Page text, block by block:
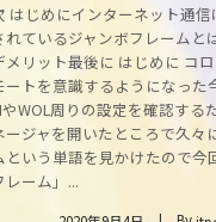
はじめにインターネット通
れているジャンボフレームと
メリット最後に はじめに コ
ートを意識するようになった
やWOL周りの設定を確認する
ージャを開いたところで久々
という単語を見かけたので今
レーム」...